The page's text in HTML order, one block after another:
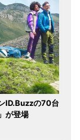
ID.Buzzの70台
が登場